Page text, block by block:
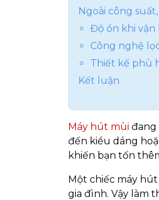
Ngoài công
Độ ồn khi vận
Công nghệ
Thiết kế phù
Kết luận
Máy hút mùi đang
đến kiểu dáng
khiến bạn tốn
Một chiếc máy
gia đình. Vậy làm